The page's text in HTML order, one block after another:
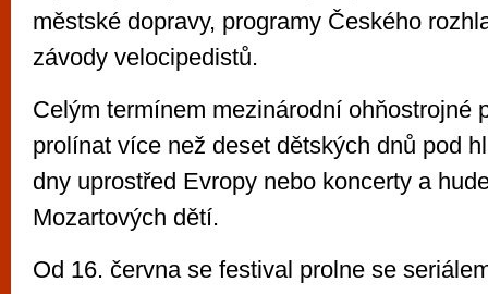
městské dopravy, programy Českého
závody velocipedistů.
Celým termínem mezinárodní ohňostrojné
prolínat více než deset dětských dnů pod
dny uprostřed Evropy nebo koncerty a
Mozartových dětí.
Od 16. června se festival prolne se